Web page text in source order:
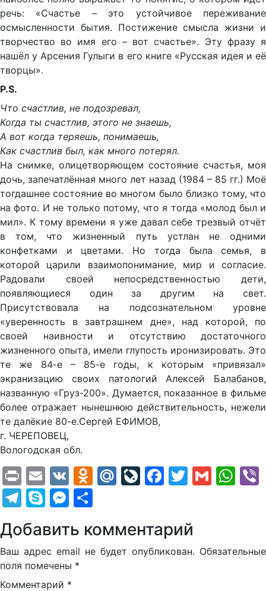
речь: «Счастье – это устойчивое переживание
осмысленности бытия. Постижение смысла жизни и
творчество во имя его – вот счастье». Эту фразу я
нашёл у Арсения Гулыги в его книге «Русская идея и её
творцы».
P.S.
Что счастлив, не подозревал,
Когда ты счастлив, этого не знаешь,
А вот когда теряешь, понимаешь,
Как счастлив был, как много потерял.
На снимке, олицетворяющем состояние счастья, моя
дочь, запечатлённая много лет назад (1984 – 85 гг.) Моё
тогдашнее состояние во многом было близко тому, что
на фото. И не только потому, что я тогда «молод был и
мил». К тому времени я уже давал себе трезвый отчёт
в том, что жизненный путь устлан не одними
конфетками и цветами. Но тогда была семья, в
которой царили взаимопонимание, мир и согласие.
Радовали своей непосредственностью дети,
появляющиеся один за другим на свет.
Присутствовала на подсознательном уровне
«уверенность в завтрашнем дне», над которой, по
своей наивности и отсутствию достаточного
жизненного опыта, имели глупость иронизировать. Это
те же 84-е – 85-е годы, к которым «привязал»
экранизацию своих патологий Алексей Балабанов,
названную «Груз-200». Думается, показанное в фильме
более отражает нынешнюю действительность, нежели
те далёкие 80-е.Сергей ЕФИМОВ,
г. ЧЕРЕПОВЕЦ,
Вологодская обл.
PrintEmail
VK Odnoklassniki
Mail.Ru
LiveJournal
Facebook
Twitter
Gmail
Telegram
SkypeMessenger
Добавить комментарий
Ваш адрес email не будет опубликован. Обязательные
поля помечены *
Комментарий *